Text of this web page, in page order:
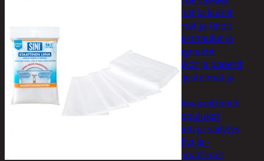
Kynät ja kumit
Liimat ja teipit
Muistitaulut ja
magneetit
Vihkot ja paperit
Turvajärjestelmät ja
lukitus
Palovaroittimet
Riippulukot
Varastointi ja säilytys
Hyllyt ja -
kannattimet